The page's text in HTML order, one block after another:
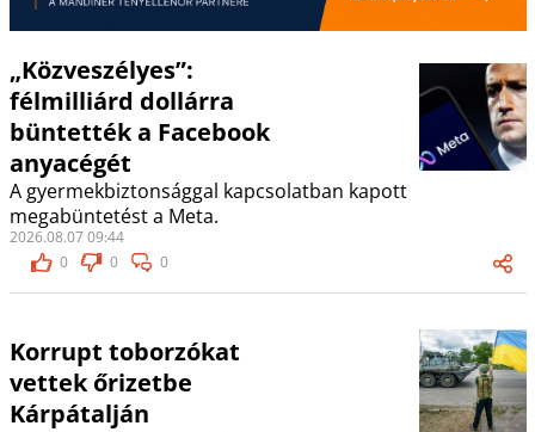
„Közveszélyes”:
félmilliárd dollárra
büntették a Facebook
anyacégét
A gyermekbiztonsággal kapcsolatban kapott
megabüntetést a Meta.
2026.08.07 09:44
0
0 0
Korrupt toborzókat
vettek őrizetbe
Kárpátalján